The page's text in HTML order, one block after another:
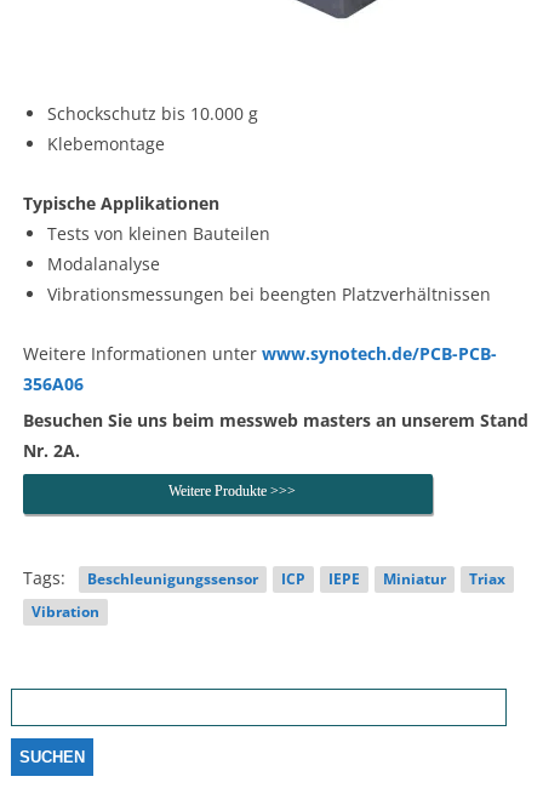
Schockschutz bis 10.000 g
Klebemontage
Typische Applikationen
Tests von kleinen Bauteilen
Modalanalyse
Vibrationsmessungen bei beengten Platzverhältnissen
Weitere Informationen unter www.synotech.de/PCB-PCB-
356A06
Besuchen Sie uns beim messweb masters an unserem Stand
Nr. 2A.
Weitere Produkte >>>
Tags: Beschleunigungssensor ICP IEPE Miniatur
Triax
Vibration
Suchen